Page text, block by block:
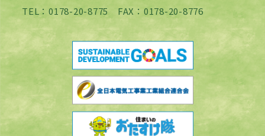
TEL：0178-20-8775 FAX：0178-20-8776